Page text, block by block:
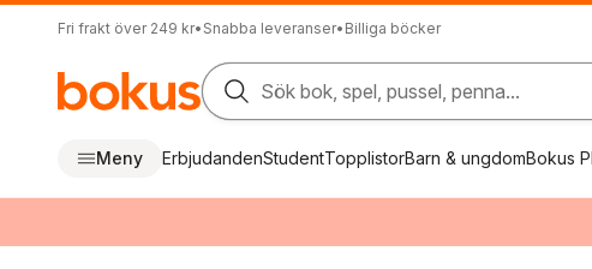
Fri frakt över 249 kr• Snabba leveranser• Billiga böcker
Sök bok, spel, pussel, penna...
Meny ErbjudandenStudentTopplistorBarn & ungdomBokus